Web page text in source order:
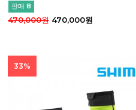
판매 8
470,000원470,000원
33%